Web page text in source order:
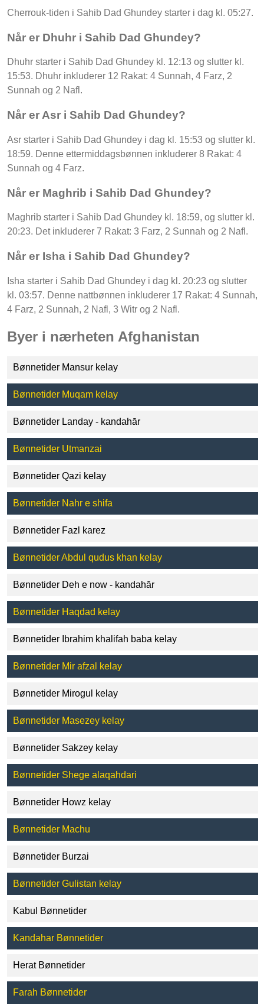
Cherrouk-tiden i Sahib Dad Ghundey starter i dag kl. 05:27.
Når er Dhuhr i Sahib Dad Ghundey?
Dhuhr starter i Sahib Dad Ghundey kl. 12:13 og slutter kl.
15:53. Dhuhr inkluderer 12 Rakat: 4 Sunnah, 4 Farz, 2
Sunnah og 2 Nafl.
Når er Asr i Sahib Dad Ghundey?
Asr starter i Sahib Dad Ghundey i dag kl. 15:53 og slutter kl.
18:59. Denne ettermiddagsbønnen inkluderer 8 Rakat: 4
Sunnah og 4 Farz.
Når er Maghrib i Sahib Dad Ghundey?
Maghrib starter i Sahib Dad Ghundey kl. 18:59, og slutter kl.
20:23. Det inkluderer 7 Rakat: 3 Farz, 2 Sunnah og 2 Nafl.
Når er Isha i Sahib Dad Ghundey?
Isha starter i Sahib Dad Ghundey i dag kl. 20:23 og slutter
kl. 03:57. Denne nattbønnen inkluderer 17 Rakat: 4 Sunnah,
4 Farz, 2 Sunnah, 2 Nafl, 3 Witr og 2 Nafl.
Byer i nærheten Afghanistan
Bønnetider Mansur kelay
Bønnetider Muqam kelay
Bønnetider Landay - kandahār
Bønnetider Utmanzai
Bønnetider Qazi kelay
Bønnetider Nahr e shifa
Bønnetider Fazl karez
Bønnetider Abdul qudus khan kelay
Bønnetider Deh e now - kandahār
Bønnetider Haqdad kelay
Bønnetider Ibrahim khalifah baba kelay
Bønnetider Mir afzal kelay
Bønnetider Mirogul kelay
Bønnetider Masezey kelay
Bønnetider Sakzey kelay
Bønnetider Shege alaqahdari
Bønnetider Howz kelay
Bønnetider Machu
Bønnetider Burzai
Bønnetider Gulistan kelay
Kabul Bønnetider
Kandahar Bønnetider
Herat Bønnetider
Farah Bønnetider